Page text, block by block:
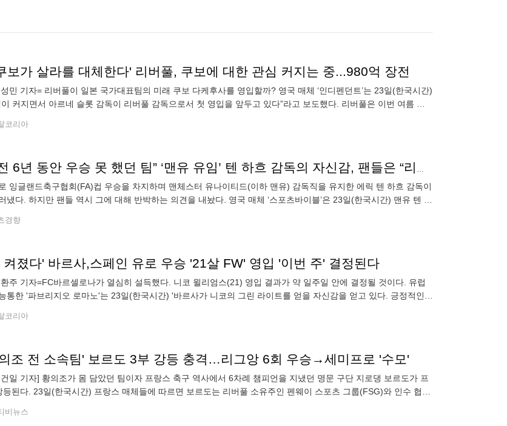
보가 살라를 대체한다' 리버풀, 쿠보에 대한 관심 커지는 중...980억 장전
민 기자= 리버풀이 일본 국가대표팀의 미래 쿠보 다케후사를 영입할까? 영국 매체 ‘인디펜던트’는 23일(한국시간)
커지면서 아르네 슬롯 감독이 리버풀 감독으로서 첫 영입을 앞두고 있다”라고 보도했다. 리버풀은 이번 여름 큰
코리아
“내가 오기 전 6년 동안 우승 못 했던 팀” ‘맨유 유임’ 텐 하흐 감독의 자신감, 팬들은 “리그 8위, UCL 꼴찌도 한 적 없다” 반박
잉글랜드축구협회(FA)컵 우승을 차지하며 맨체스터 유나이티드(이하 맨유) 감독직을 유지한 에릭 텐 하흐 감독이
냈다. 하지만 팬들 역시 그에 대해 반박하는 의견을 내놨다. 영국 매체 ‘스포츠바이블’은 23일(한국시간) 맨유 텐 하
경향
켜졌다' 바르사,스페인 유로 우승 '21살 FW' 영입 '이번 주' 결정된다
주 기자=FC바르셀로나가 열심히 설득했다. 니코 윌리엄스(21) 영입 결과가 약 일주일 안에 결정될 것이다. 유럽
통한 '파브리지오 로마노'는 23일(한국시간) '바르사가 니코의 그린 라이트를 얻을 자신감을 얻고 있다. 긍정적인
코리아
조 전 소속팀' 보르도 3부 강등 충격…리그앙 6회 우승→세미프로 '수모'
일 기자] 황의조가 몸 담았던 팀이자 프랑스 축구 역사에서 6차례 챔피언을 지냈던 명문 구단 지로댕 보르도가 프
된다. 23일(한국시간) 프랑스 매체들에 따르면 보르도는 리버풀 소유주인 펜웨이 스포츠 그룹(FSG)와 인수 협상
비뉴스